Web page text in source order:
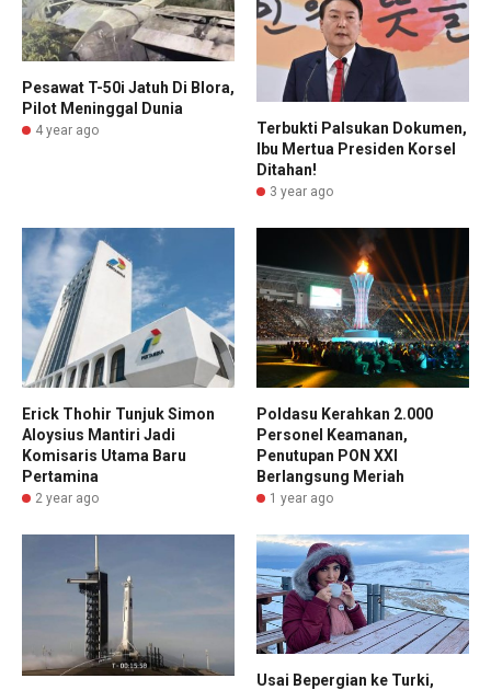
Pesawat T-50i Jatuh Di Blora,
Pilot Meninggal Dunia
4 year ago
Terbukti Palsukan Dokumen,
Ibu Mertua Presiden Korsel
Ditahan!
3 year ago
Erick Thohir Tunjuk Simon
Aloysius Mantiri Jadi
Komisaris Utama Baru
Pertamina
2 year ago
Poldasu Kerahkan 2.000
Personel Keamanan,
Penutupan PON XXI
Berlangsung Meriah
1 year ago
Usai Bepergian ke Turki,